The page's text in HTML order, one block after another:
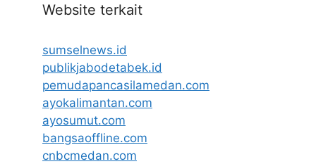
Website terkait
sumselnews.id
publikjabodetabek.id
pemudapancasilamedan.com
ayokalimantan.com
ayosumut.com
bangsaoffline.com
cnbcmedan.com